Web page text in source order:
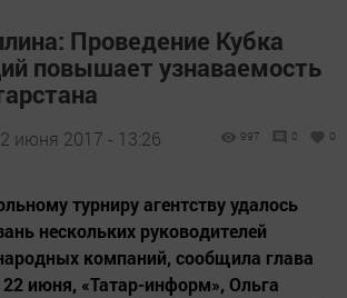
Проведение Кубка
повышает узнаваемость
июня 2017 - 13:26 997 0 0
турниру агентству удалось
нескольких руководителей
компаний, сообщила глава
июня, «Татар-информ», Ольга